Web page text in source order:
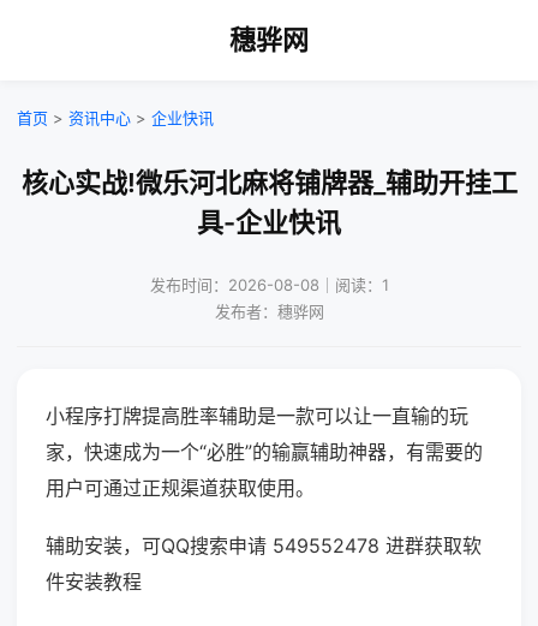
穗骅网
首页 > 资讯中心 > 企业快讯
核心实战!微乐河北麻将铺牌器_辅助开挂工
具-企业快讯
发布时间：2026-08-08｜阅读：1
发布者：穗骅网
小程序打牌提高胜率辅助是一款可以让一直输的玩
家，快速成为一个“必胜”的输赢辅助神器，有需要的
用户可通过正规渠道获取使用。
辅助安装，可QQ搜索申请 549552478 进群获取软
件安装教程